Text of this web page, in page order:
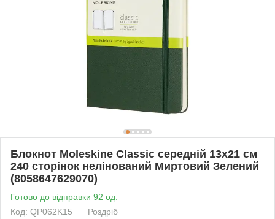
Блокнот Moleskine Classic середній 13х21 см
240 сторінок нелінований Миртовий Зелений
(8058647629070)
Готово до відправки 92 од.
Код: QP062K15
Роздріб